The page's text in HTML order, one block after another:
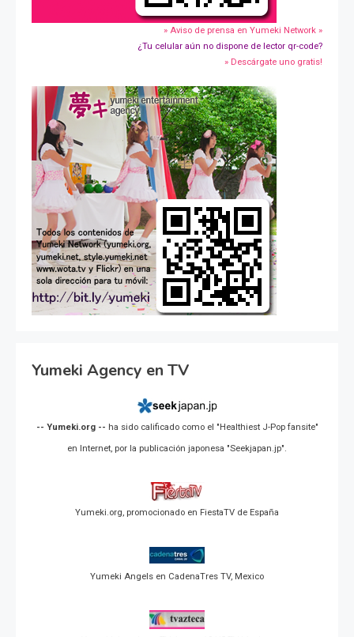
» Aviso de prensa en Yumeki Network »
¿Tu celular aún no dispone de lector qr-code?
» Descárgate uno gratis!
Yumeki Agency en TV
-- Yumeki.org -- ha sido calificado como el "Healthiest J-Pop fansite"
en Internet, por la publicación japonesa "Seekjapan.jp".
Yumeki.org, promocionado en FiestaTV de España
Yumeki Angels en CadenaTres TV, Mexico